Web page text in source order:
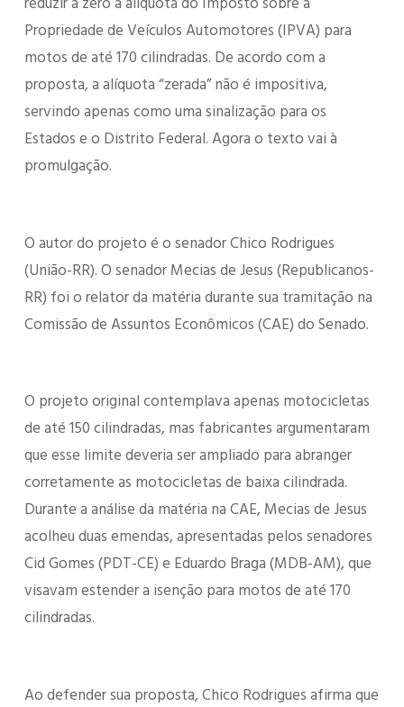
Propriedade de Veículos Automotores (IPVA) para
motos de até 170 cilindradas. De acordo com a
proposta, a alíquota “zerada” não é impositiva,
servindo apenas como uma sinalização para os
Estados e o Distrito Federal. Agora o texto vai à
promulgação.
O autor do projeto é o senador Chico Rodrigues
(União-RR). O senador Mecias de Jesus (Republicanos-
RR) foi o relator da matéria durante sua tramitação na
Comissão de Assuntos Econômicos (CAE) do Senado.
O projeto original contemplava apenas motocicletas
de até 150 cilindradas, mas fabricantes argumentaram
que esse limite deveria ser ampliado para abranger
corretamente as motocicletas de baixa cilindrada.
Durante a análise da matéria na CAE, Mecias de Jesus
acolheu duas emendas, apresentadas pelos senadores
Cid Gomes (PDT-CE) e Eduardo Braga (MDB-AM), que
visavam estender a isenção para motos de até 170
cilindradas.
Ao defender sua proposta, Chico Rodrigues afirma que